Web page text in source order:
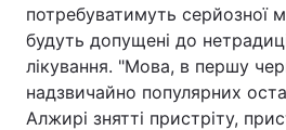
потребуватимуть серйозної
будуть допущені до
лікування. "Мова, в першу
надзвичайно популярних
Алжирі знятті пристріту,